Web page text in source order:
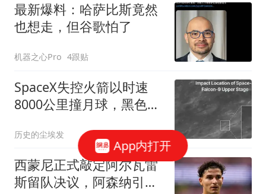
最新爆料：哈萨比斯竟然
也想走，但谷歌怕了
机器之心Pro 4跟贴
SpaceX失控火箭以时速
8000公里撞月球，黑色新
历史的尘埃发
西蒙尼正式敲定阿尔瓦雷
斯留队决议，阿森纳引援
App内打开